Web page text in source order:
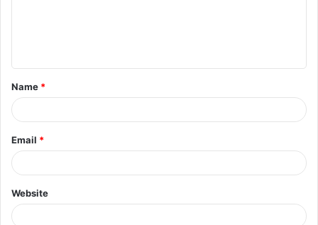
t
*
Name *
Email *
Website